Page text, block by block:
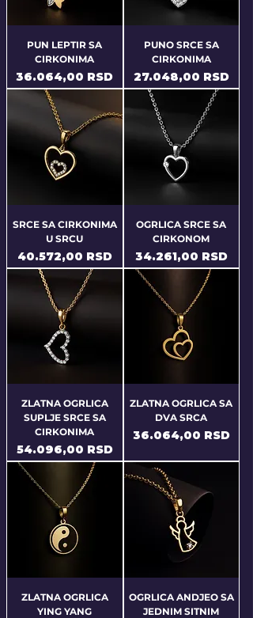
PUN LEPTIR SA
CIRKONIMA
Price
36.064,00 RSD
PUNO SRCE SA
CIRKONIMA
Price
27.048,00 RSD
SRCE SA CIRKONIMA
U SRCU
Price
40.572,00 RSD
OGRLICA SRCE SA
CIRKONOM
Price
34.261,00 RSD
ZLATNA OGRLICA
SUPLJE SRCE SA
CIRKONIMA
Price
54.096,00 RSD
ZLATNA OGRLICA SA
DVA SRCA
Price
36.064,00 RSD
ZLATNA OGRLICA
YING YANG
OGRLICA ANDJEO SA
JEDNIM SITNIM